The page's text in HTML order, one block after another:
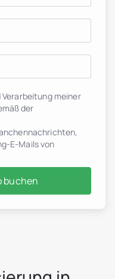
meiner
der
E-Mails von
buchen
Immobilienentwickler
Immobilien-
Immobilienunternehmen
Finanzinstitute
Albanien
Kroatien
Indonesien